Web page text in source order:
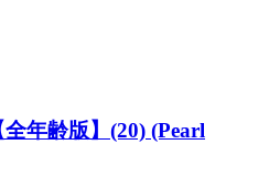
年齢版】(20) (Pearl